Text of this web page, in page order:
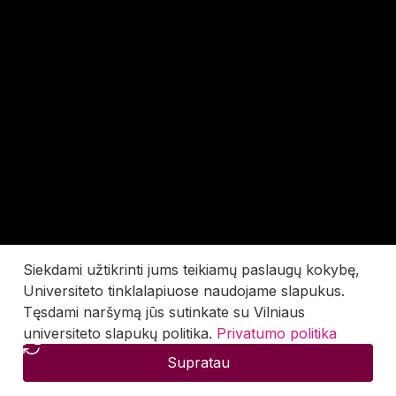
Siekdami užtikrinti jums teikiamų paslaugų kokybę,
Universiteto tinklalapiuose naudojame slapukus.
Tęsdami naršymą jūs sutinkate su Vilniaus
universiteto slapukų politika. Privatumo politika
Supratau